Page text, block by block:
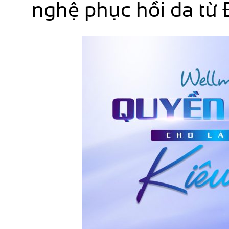
nghệ phục hồi da từ